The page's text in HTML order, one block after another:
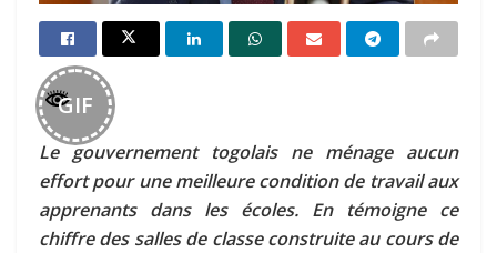
GIF
Le gouvernement togolais ne ménage aucun
effort pour une meilleure condition de travail aux
apprenants dans les écoles. En témoigne ce
chiffre des salles de classe construite au cours de